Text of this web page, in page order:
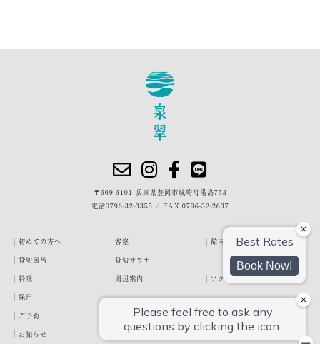
〒669-6101 兵庫県豊岡市城崎町湯島753
電話0796-32-3355 / FAX.0796-32-2637
初めての方へ 客室
館内・施設
貸切風呂
貸切サウナ
料理
周辺案内
アクセス
採用
ご予約
宿泊約款
プライバシーポリシー
お知らせ
お客様の声 泉翠ブログ